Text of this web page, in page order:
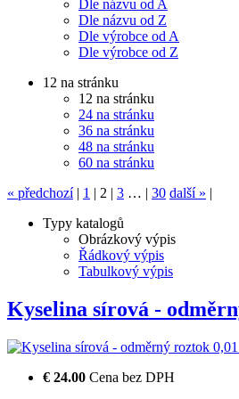
Dle názvu od A
Dle názvu od Z
Dle výrobce od A
Dle výrobce od Z
12 na stránku
12 na stránku
24 na stránku
36 na stránku
48 na stránku
60 na stránku
« předchozí 1 2 3 … 30 další »
Typy katalogů
Obrázkový výpis
Řádkový výpis
Tabulkový výpis
Kyselina sírová -
€ 24.00 Cena bez DPH